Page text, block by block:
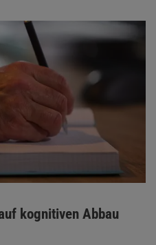
kognitiven Abbau